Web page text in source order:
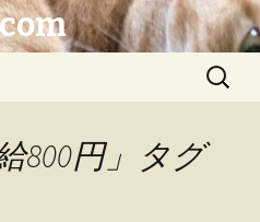
検
800円」タグ